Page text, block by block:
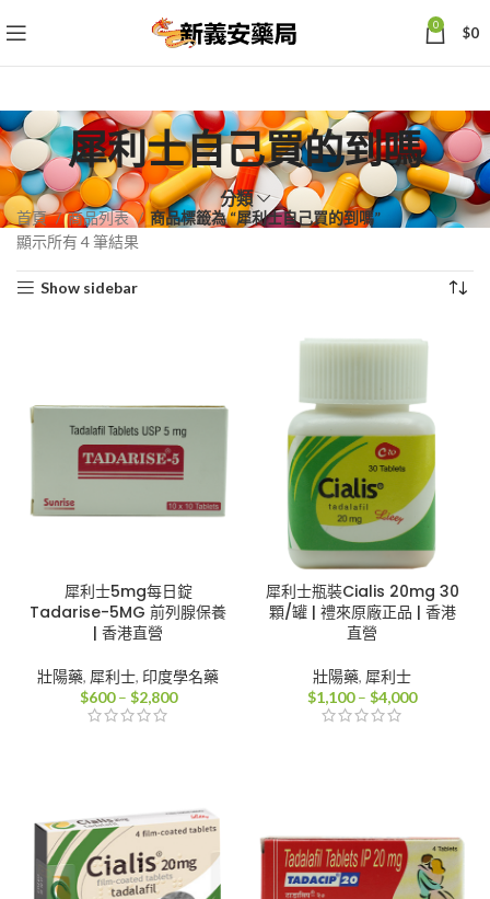
0 $0
犀利士自己買的到嗎
分類
首頁 商品列表
商品標籤為 “犀利士自己買的到嗎”
顯示所有 4 筆結果
Show sidebar
犀利士5mg每日錠
Tadarise-5MG 前列腺保養
| 香港直營
壯陽藥, 犀利士, 印度學名藥
$600 – $2,800價
$2,800
犀利士瓶裝Cialis 20mg 30
顆/罐 | 禮來原廠正品 | 香港
直營
壯陽藥, 犀利士
$1,100 – $4,000價